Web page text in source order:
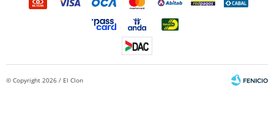
© Copyright 2026 / El Clon